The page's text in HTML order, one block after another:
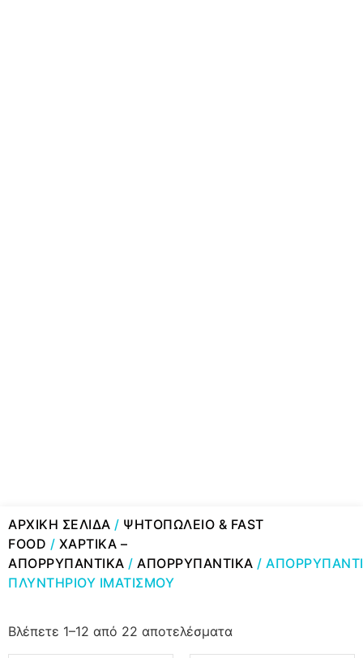
ΑΡΧΙΚΉ ΣΕΛΊΔΑ / ΨΗΤΟΠΩΛΕΙΟ & FAST
FOOD / ΧΑΡΤΙΚΑ –
ΑΠΟΡΡΥΠΑΝΤΙΚΑ / ΑΠΟΡΡΥΠΑΝΤΙΚΑ /
ΠΛΥΝΤΗΡΙΟΥ ΙΜΑΤΙΣΜΟΥ
Βλέπετε 1–12 από 22 αποτελέσματα